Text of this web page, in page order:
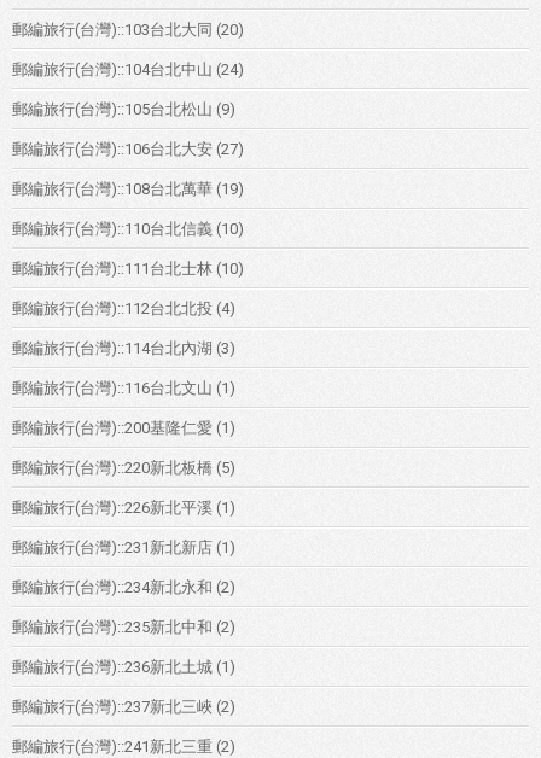
郵編旅行(台灣)::103台北大同 (20)
郵編旅行(台灣)::104台北中山 (24)
郵編旅行(台灣)::105台北松山 (9)
郵編旅行(台灣)::106台北大安 (27)
郵編旅行(台灣)::108台北萬華 (19)
郵編旅行(台灣)::110台北信義 (10)
郵編旅行(台灣)::111台北士林 (10)
郵編旅行(台灣)::112台北北投 (4)
郵編旅行(台灣)::114台北內湖 (3)
郵編旅行(台灣)::116台北文山 (1)
郵編旅行(台灣)::200基隆仁愛 (1)
郵編旅行(台灣)::220新北板橋 (5)
郵編旅行(台灣)::226新北平溪 (1)
郵編旅行(台灣)::231新北新店 (1)
郵編旅行(台灣)::234新北永和 (2)
郵編旅行(台灣)::235新北中和 (2)
郵編旅行(台灣)::236新北土城 (1)
郵編旅行(台灣)::237新北三峽 (2)
郵編旅行(台灣)::241新北三重 (2)